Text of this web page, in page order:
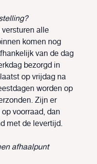
alle
komen nog
van de dag
bezorgd in
op vrijdag na
worden op
Zijn er
voorraad, dan
met de levertijd.
afhaalpunt